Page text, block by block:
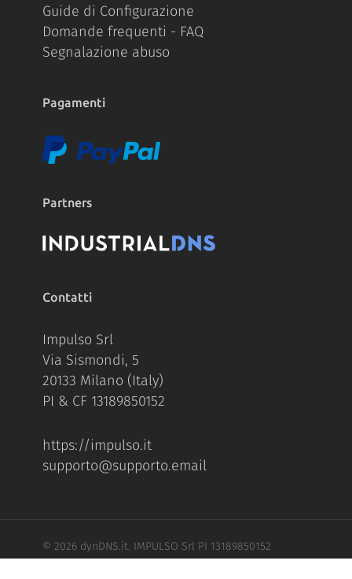
Guide di Configurazione
Domande frequenti - FAQ
Segnalazione abuso
Pagamenti
Partners
Contatti
Impulso Srl
Via Sismondi, 5
20133 Milano (Italy)
PI & CF 13189850152
https://impulso.it
supporto@supporto.email
© 2026 dynDNS.it. IMPULSO Srl PI 13189850152